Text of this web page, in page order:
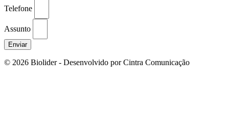
Telefone
Assunto
Enviar
© 2026 Biolider - Desenvolvido por Cintra Comunicação